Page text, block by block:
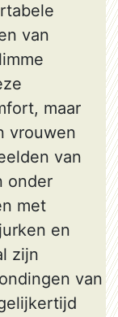
van
maar
vrouwen
van
onder
met
en
zijn
van